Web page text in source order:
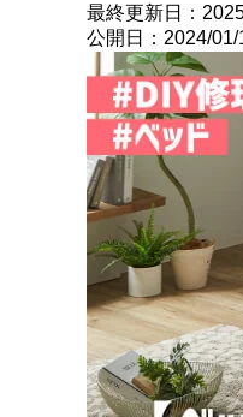
最終更新日：
公開日：2024/01/